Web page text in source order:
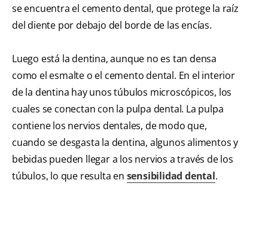
se encuentra el cemento dental, que protege la raíz
del diente por debajo del borde de las encías.
Luego está la dentina, aunque no es tan densa
como el esmalte o el cemento dental. En el interior
de la dentina hay unos túbulos microscópicos, los
cuales se conectan con la pulpa dental. La pulpa
contiene los nervios dentales, de modo que,
cuando se desgasta la dentina, algunos alimentos y
bebidas pueden llegar a los nervios a través de los
túbulos, lo que resulta en sensibilidad dental.